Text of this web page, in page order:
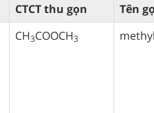
CTCT thu gọn
Tên
CH3COOCH3